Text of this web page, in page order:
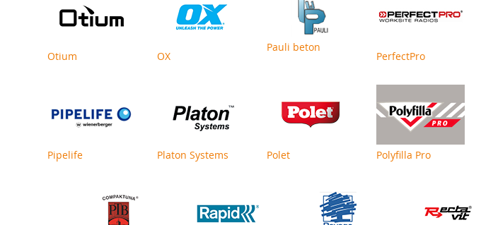
Otium OX
Pauli beton
PerfectPro
Pipelife Platon Systems Polet Polyfilla Pro